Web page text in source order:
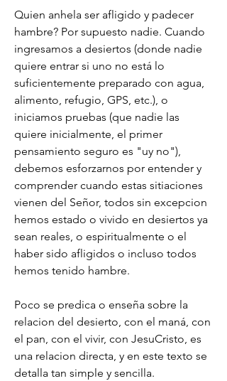
Quien anhela ser afligido y padecer
hambre? Por supuesto nadie. Cuando
ingresamos a desiertos (donde nadie
quiere entrar si uno no está lo
suficientemente preparado con agua,
alimento, refugio, GPS, etc.), o
iniciamos pruebas (que nadie las
quiere inicialmente, el primer
pensamiento seguro es "uy no"),
debemos esforzarnos por entender y
comprender cuando estas sitiaciones
vienen del Señor, todos sin excepcion
hemos estado o vivido en desiertos ya
sean reales, o espiritualmente o el
haber sido afligidos o incluso todos
hemos tenido hambre.
Poco se predica o enseña sobre la
relacion del desierto, con el maná, con
el pan, con el vivir, con JesuCristo, es
una relacion directa, y en este texto se
detalla tan simple y sencilla.